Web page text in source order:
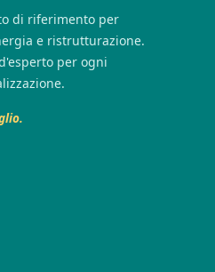
di riferimento per
e ristrutturazione.
per ogni